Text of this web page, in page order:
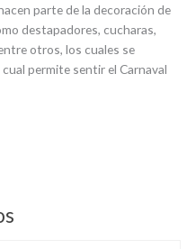
parte de la decoración de
destapadores, cucharas,
otros, los cuales se
permite sentir el Carnaval